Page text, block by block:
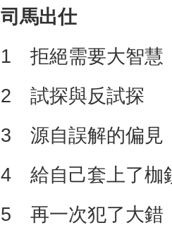
司馬出仕
1 拒絕需要大智慧
2 試探與反試探
3 源自誤解的偏見
4 給自己套上了枷
5 再一次犯了大錯